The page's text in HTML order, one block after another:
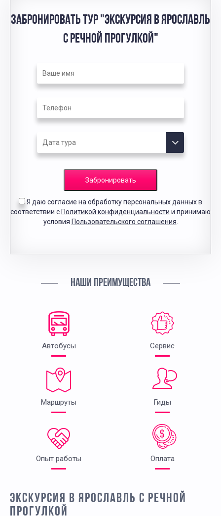
ЗАБРОНИРОВАТЬ ТУР "ЭКСКУРСИЯ В ЯРОСЛАВЛЬ
С РЕЧНОЙ ПРОГУЛКОЙ"
Забронировать
Я даю согласие на обработку персональных данных в
соответствии с Политикой конфиденциальности и принимаю
условия Пользовательского соглашения
НАШИ ПРЕИМУЩЕСТВА
Автобусы Сервис
Маршруты Гиды
Опыт работы Оплата
ЭКСКУРСИЯ В ЯРОСЛАВЛЬ С РЕЧНОЙ
ПРОГУЛКОЙ